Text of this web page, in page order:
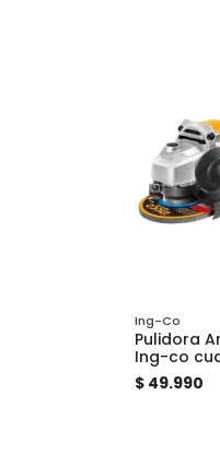
Ing-Co
Pulidora
Ing-co
$ 49.990